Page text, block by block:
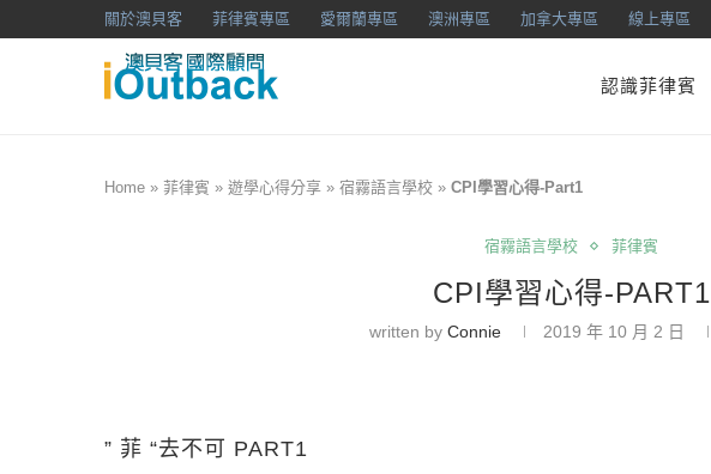
關於澳貝客 菲律賓專區 愛爾蘭專區 澳洲專區 加拿大專區 線上專區
認識菲律賓
Home » 菲律賓 » 遊學心得分享 » 宿霧語言學校 » CPI學習心得-Part1
宿霧語言學校 菲律賓
CPI學習心得-PART1
written by Connie 2019 年 10 月 2 日
” 菲 “去不可 PART1